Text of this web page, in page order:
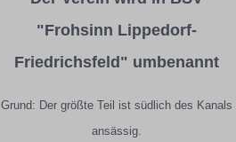
"Frohsinn Lippedorf-
Friedrichsfeld" umbenannt
Grund: Der größte Teil ist südlich des Kanals
ansässig.